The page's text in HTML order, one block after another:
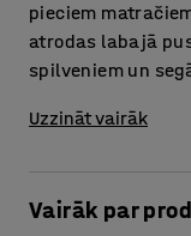
pieciem
atrodas labajā
spilveniem un
Uzzināt vairāk
Vairāk par